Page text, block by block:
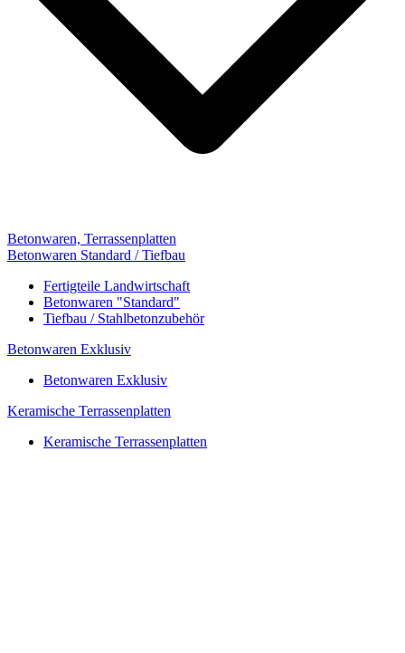
Betonwaren, Terrassenplatten
Betonwaren Standard / Tiefbau
Fertigteile Landwirtschaft
Betonwaren "Standard"
Tiefbau / Stahlbetonzubehör
Betonwaren Exklusiv
Betonwaren Exklusiv
Keramische Terrassenplatten
Keramische Terrassenplatten